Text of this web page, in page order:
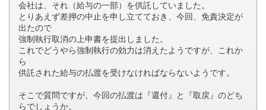
会社は、それ（給与の一部）を供託していました。
とりあえず差押の中止を申し立てておき、今回、免責決定が
出たので
強制執行取消の上申書を提出しました。
これでどうやら強制執行の効力は消えたようですが、これか
ら
供託された給与の払渡を受けなければならないようです。
そこで質問ですが、今回の払渡は『還付』と『取戻』のどち
らでしょうか。